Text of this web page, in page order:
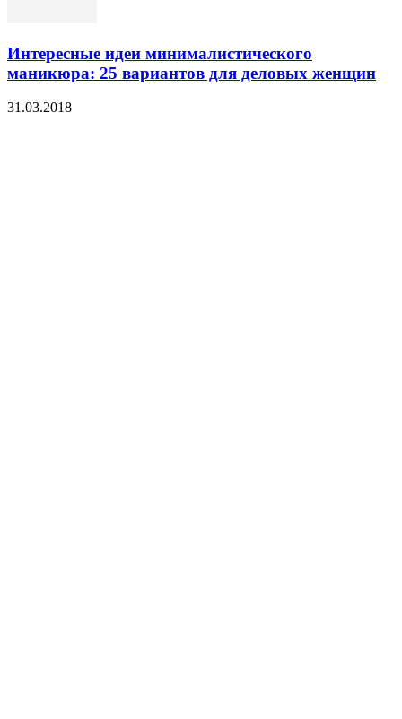
Интересные идеи минималистического
маникюра: 25 вариантов для деловых женщин
31.03.2018